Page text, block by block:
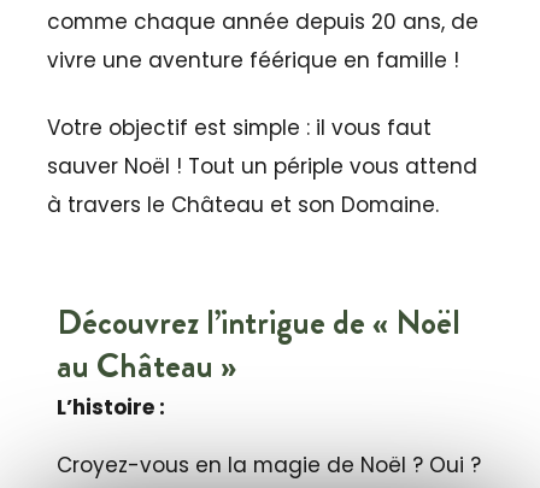
comme chaque année depuis 20 ans, de
vivre une aventure féérique en famille !
Votre objectif est simple : il vous faut
sauver Noël ! Tout un périple vous attend
à travers le Château et son Domaine.
Découvrez l’intrigue de « Noël
au Château »
L’histoire :
Croyez-vous en la magie de Noël ? Oui ?